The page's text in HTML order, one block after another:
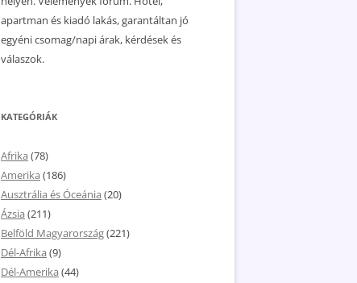
apartman és kiadó lakás, garantáltan jó
egyéni csomag/napi árak, kérdések és
válaszok.
KATEGÓRIÁK
Afrika (78)
Amerika (186)
Ausztrália és Óceánia (20)
Ázsia (211)
Belföld Magyarország(221)
Dél-Afrika (9)
Dél-Amerika (44)